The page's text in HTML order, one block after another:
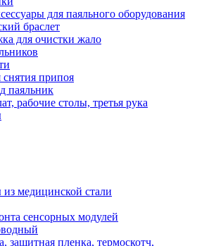
для паяльного оборудования
браслет
для очистки жало
припоя
паяльник
рабочие столы, третья рука
медицинской стали
сенсорных модулей
защитная пленка, термоскотч,